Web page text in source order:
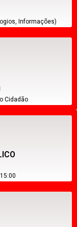
Informações)
Cidadão